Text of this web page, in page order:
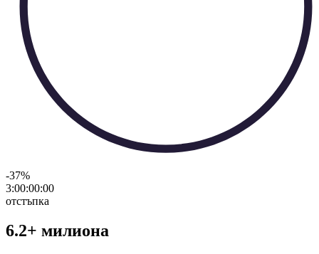
-37%
3:00:00:00
отстъпка
6.2+ милиона